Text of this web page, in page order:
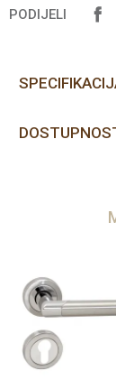
PODIJELI